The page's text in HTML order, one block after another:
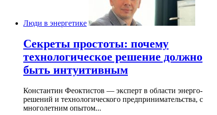
Люди в энергетике
Секреты простоты: почему
технологическое решение должно
быть интуитивным
Константин Феоктистов — эксперт в области энерго-
решений и технологического предпринимательства, с
многолетним опытом...